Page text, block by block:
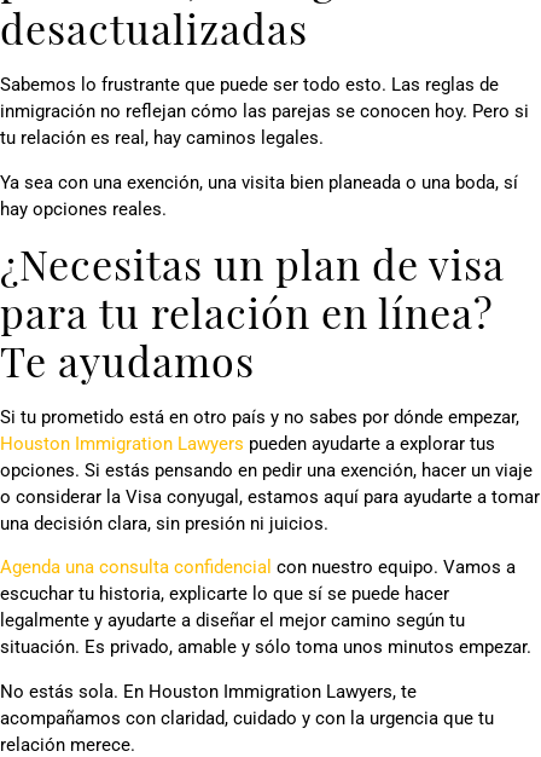
desactualizadas
Sabemos lo frustrante que puede ser todo esto. Las reglas de
inmigración no reflejan cómo las parejas se conocen hoy. Pero si
tu relación es real, hay caminos legales.
Ya sea con una exención, una visita bien planeada o una boda, sí
hay opciones reales.
¿Necesitas un plan de visa
para tu relación en línea?
Te ayudamos
Si tu prometido está en otro país y no sabes por dónde empezar,
Houston Immigration Lawyers pueden ayudarte a explorar tus
opciones. Si estás pensando en pedir una exención, hacer un viaje
o considerar la Visa conyugal, estamos aquí para ayudarte a tomar
una decisión clara, sin presión ni juicios.
Agenda una consulta confidencial con nuestro equipo. Vamos a
escuchar tu historia, explicarte lo que sí se puede hacer
legalmente y ayudarte a diseñar el mejor camino según tu
situación. Es privado, amable y sólo toma unos minutos empezar.
No estás sola. En Houston Immigration Lawyers, te
acompañamos con claridad, cuidado y con la urgencia que tu
relación merece.